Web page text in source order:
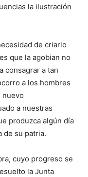
la ilustración
de criarlo
que la agobian no
consagrar a tan
a los hombres
nuevo
a nuestras
produzca algún día
de su patria.
cuyo progreso se
la Junta